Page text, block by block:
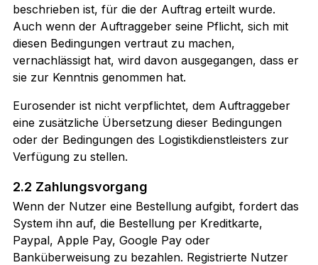
beschrieben ist, für die der Auftrag erteilt wurde.
Auch wenn der Auftraggeber seine Pflicht, sich mit
diesen Bedingungen vertraut zu machen,
vernachlässigt hat, wird davon ausgegangen, dass er
sie zur Kenntnis genommen hat.
Eurosender ist nicht verpflichtet, dem Auftraggeber
eine zusätzliche Übersetzung dieser Bedingungen
oder der Bedingungen des Logistikdienstleisters zur
Verfügung zu stellen.
2.2 Zahlungsvorgang
Wenn der Nutzer eine Bestellung aufgibt, fordert das
System ihn auf, die Bestellung per Kreditkarte,
Paypal, Apple Pay, Google Pay oder
Banküberweisung zu bezahlen. Registrierte Nutzer